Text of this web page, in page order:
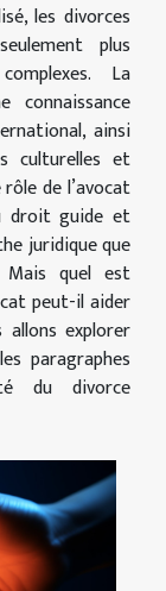
les divorces
plus
La
ainsi
culturelles et
de l’avocat
droit guide et
juridique que
Mais quel est
peut-il aider
explorer
paragraphes
du divorce